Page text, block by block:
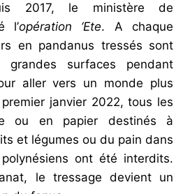
2017, le ministère de
l’opération ‘Ete. A chaque
en pandanus tressés sont
surfaces pendant
aller vers un monde plus
janvier 2022, tous les
ou en papier destinés à
et légumes ou du pain dans
ont été interdits.
le tressage devient un